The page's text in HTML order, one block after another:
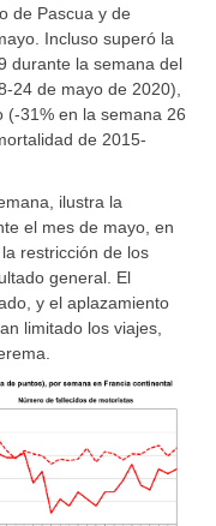
de Pascua y de
Incluso superó la
durante la semana del
24 de mayo de 2020),
(-31% en la semana 26
de 2015-
ilustra la
el mes de mayo, en
restricción de los
general. El
y el aplazamiento
limitado los viajes,